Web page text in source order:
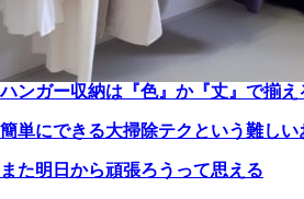
ハンガー収納は『色』か『丈』で揃え
簡単にできる大掃除テクという難し
また明日から頑張ろうって思える